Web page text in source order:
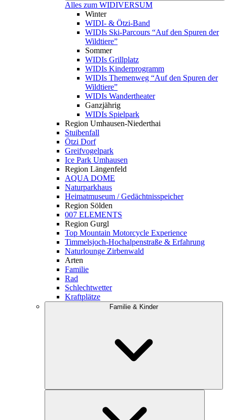
Alles zum WIDIVERSUM
Winter
WIDI- & Ötzi-Band
WIDIs Ski-Parcours “Auf den Spuren der
Wildtiere”
Sommer
WIDIs Grillplatz
WIDIs Kinderprogramm
WIDIs Themenweg “Auf den Spuren der
Wildtiere”
WIDIs Wandertheater
Ganzjährig
WIDIs Spielpark
Region Umhausen-Niederthai
Stuibenfall
Ötzi Dorf
Greifvogelpark
Ice Park Umhausen
Region Längenfeld
AQUA DOME
Naturparkhaus
Heimatmuseum / Gedächtnisspeicher
Region Sölden
007 ELEMENTS
Region Gurgl
Top Mountain Motorcycle Experience
Timmelsjoch-Hochalpenstraße & Erfahrung
Naturlounge Zirbenwald
Arten
Familie
Rad
Schlechtwetter
Kraftplätze
Familie & Kinder